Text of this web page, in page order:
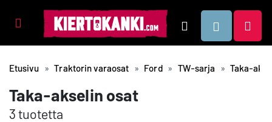
Tuotealueet Hae
Etusivu Traktorin varaosat Ford TW-sarja Taka-
Taka-akselin osat
3 tuotetta